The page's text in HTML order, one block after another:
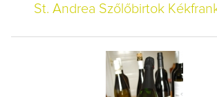
St. Andrea Szőlőbirtok